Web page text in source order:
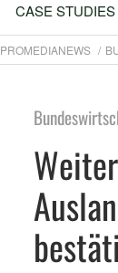
CASE STUDIES
PROMEDIANEWS